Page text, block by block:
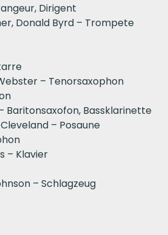
Dirigent
Donald Byrd – Trompete
– Tenorsaxophon
Baritonsaxofon, Bassklarinette
– Posaune
– Klavier
– Schlagzeug